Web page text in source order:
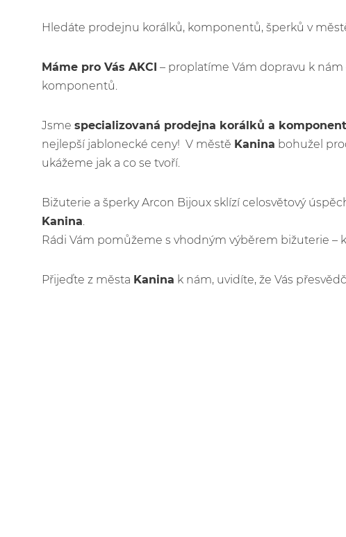
Hledáte prodejnu korálků, komponentů, šperků v
Máme pro Vás AKCI – proplatíme Vám dopravu k nám
komponentů.
Jsme specializovaná prodejna korálků a
nejlepší jablonecké ceny! V městě Kanina bohužel
ukážeme jak a co se tvoří.
Bižuterie a šperky Arcon Bijoux sklízí celosvětový
Kanina.
Rádi Vám pomůžeme s vhodným výběrem bižuterie
Přijeďte z města Kanina k nám, uvidíte, že Vás